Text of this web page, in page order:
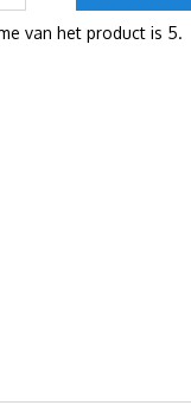
van het product is 5.